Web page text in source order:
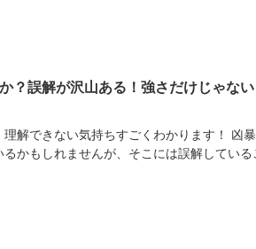
？誤解が沢山ある！強さだけじゃない
解できない気持ちすごくわかります！ 凶暴
かもしれませんが、そこには誤解している